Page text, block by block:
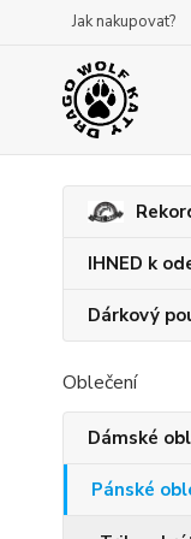
Jak nakupovat?
IHNED k
Dárkový
Oblečení
Dámské
Pánské